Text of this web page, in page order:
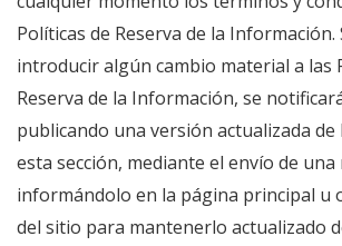
Políticas de Reserva de la Información.
introducir algún cambio material a las
Reserva de la Información, se
publicando una versión actualizada de
esta sección, mediante el envío de
informándolo en la página principal u
del sitio para mantenerlo actualizado